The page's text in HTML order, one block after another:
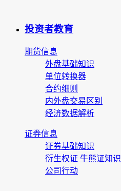
投资者教育
期货信息
外盘基础知识
单位转换器
合约细则
内外盘交易区别
经济数据解析
证券信息
证券基础知识
衍生权证 牛熊证知识
公司行动